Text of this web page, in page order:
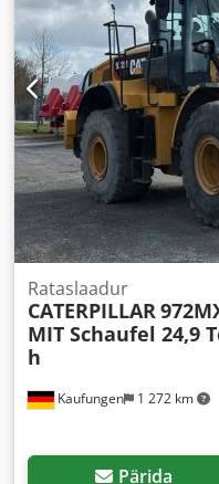
Kaufungen 1 272 km
Rataslaadur
CATERPILLAR
MIT Schaufel 24,9
h
Pärida